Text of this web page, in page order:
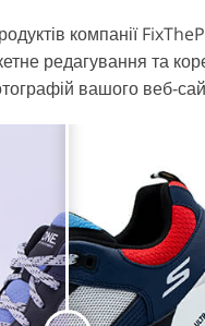
компанії
редагування та
вашого веб-